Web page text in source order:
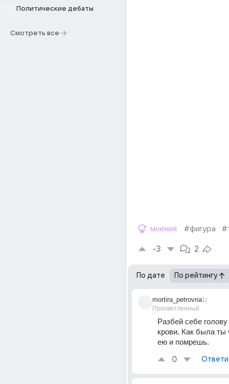
Политические дебаты
Смотреть все
мнения #фигура
-3 2
По дате По рейтингу
mortira_petrovna
Просветленный
1г
Разбей себе
крови. Как была ты
ею и помрешь.
0